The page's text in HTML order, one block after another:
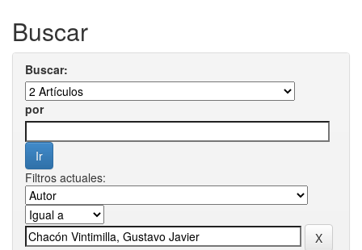
Buscar
Buscar:
por
Filtros actuales: